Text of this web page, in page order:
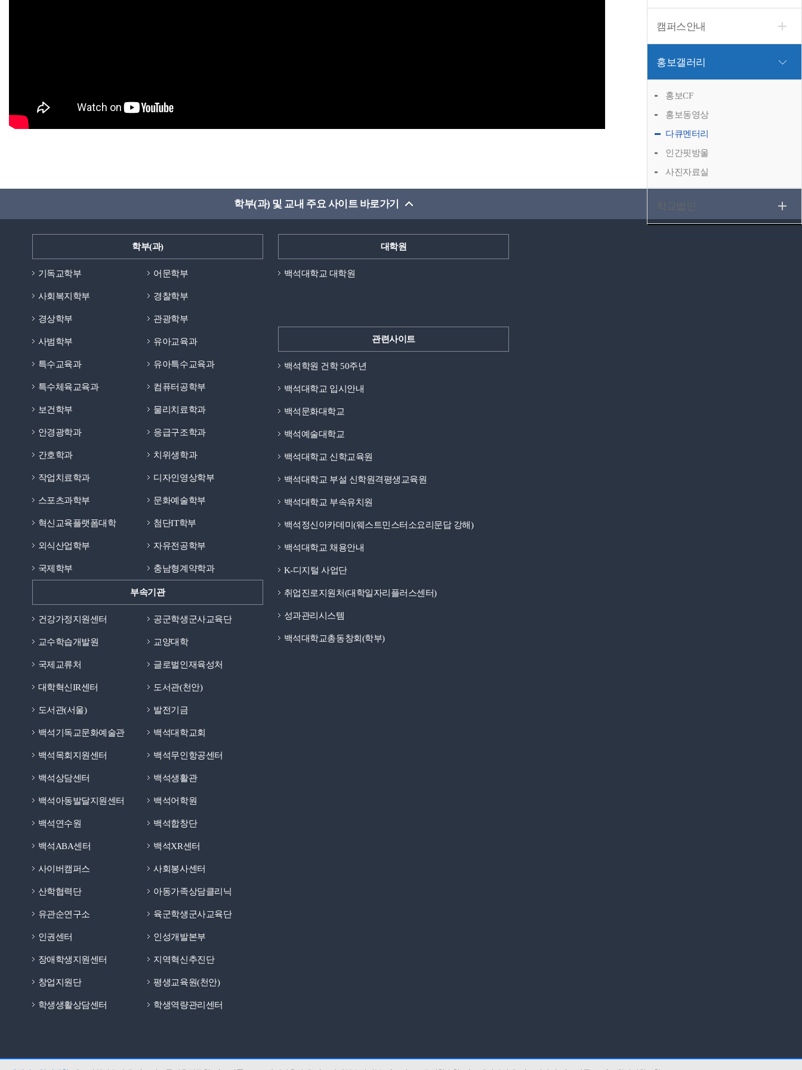
캠퍼스안내
홍보갤러리
홍보CF
홍보동영상
다큐멘터리
인간핏방울
사진자료실
학교법인
학부(과) 및 교내 주요 사이트 바로가기
학부(과)
기독교학부 어문학부
사회복지학부 경찰학부
경상학부 관광학부
사범학부 유아교육과
특수교육과 유아특수교육과
특수체육교육과 컴퓨터공학부
보건학부 물리치료학과
안경광학과 응급구조학과
간호학과 치위생학과
작업치료학과 디자인영상학부
스포츠과학부 문화예술학부
혁신교육플랫폼대학 첨단IT학부
외식산업학부 자유전공학부
국제학부 충남형계약학과
대학원
백석대학교 대학원
관련사이트
백석학원 건학 50주년
백석대학교 입시안내
백석문화대학교
백석예술대학교
백석대학교 신학교육원
백석대학교 부설 신학원격평생교육원
백석대학교 부속유치원
백석정신아카데미(웨스트민스터소요리문답 강해)
백석대학교 채용안내
K-디지털 사업단
취업진로지원처(대학일자리플러스센터)
성과관리시스템
백석대학교총동창회(학부)
부속기관
건강가정지원센터 공군학생군사교육단
교수학습개발원 교양대학
국제교류처 글로벌인재육성처
대학혁신IR센터 도서관(천안)
도서관(서울) 발전기금
백석기독교문화예술관 백석대학교회
백석목회지원센터 백석무인항공센터
백석상담센터 백석생활관
백석아동발달지원센터 백석어학원
백석연수원 백석합창단
백석ABA센터 백석XR센터
사이버캠퍼스 사회봉사센터
산학협력단 아동가족상담클리닉
유관순연구소 육군학생군사교육단
인권센터 인성개발본부
장애학생지원센터 지역혁신추진단
창업지원단 평생교육원(천안)
학생생활상담센터 학생역량관리센터